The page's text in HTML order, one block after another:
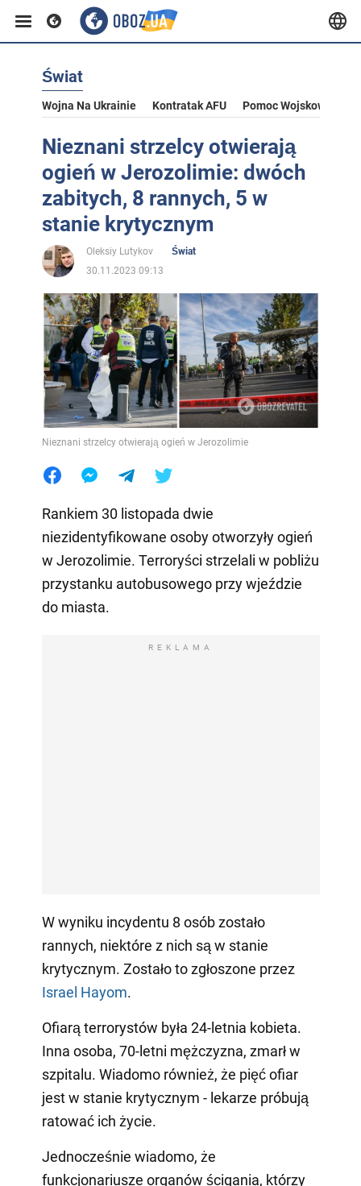
Świat
Wojna Na Ukrainie Kontratak AFU Pomoc Wojskowa Dla
Nieznani strzelcy otwierają
ogień w Jerozolimie: dwóch
zabitych, 8 rannych, 5 w
stanie krytycznym
Oleksiy Lutykov
Świat
30.11.2023 09:13
Nieznani strzelcy otwierają ogień w Jerozolimie
Rankiem 30 listopada dwie
niezidentyfikowane osoby otworzyły ogień
w Jerozolimie. Terroryści strzelali w pobliżu
przystanku autobusowego przy wjeździe
do miasta.
REKLAMA
W wyniku incydentu 8 osób zostało
rannych, niektóre z nich są w stanie
krytycznym. Zostało to zgłoszone przez
Israel Hayom.
Ofiarą terrorystów była 24-letnia kobieta.
Inna osoba, 70-letni mężczyzna, zmarł w
szpitalu. Wiadomo również, że pięć ofiar
jest w stanie krytycznym - lekarze próbują
ratować ich życie.
Jednocześnie wiadomo, że
funkcjonariusze organów ścigania, którzy